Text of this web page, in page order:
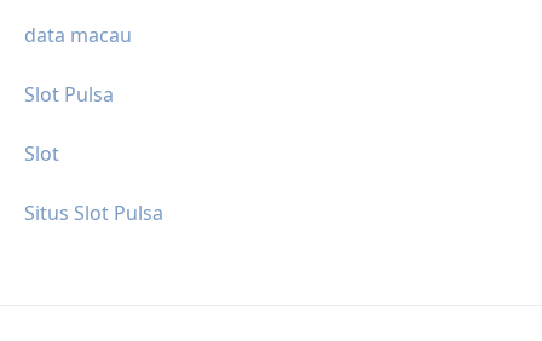
data macau
Slot Pulsa
Slot
Situs Slot Pulsa